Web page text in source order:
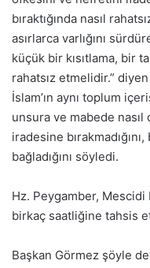
bıraktığında nasıl
asırlarca varlığını
küçük bir kısıtlama, bir
rahatsız etmelidir.”
İslam’ın aynı toplum
unsura ve mabede nasıl
iradesine
bağladığını söyledi.
Hz. Peygamber, Mescidi
birkaç saatliğine tahsis
Başkan Görmez şöyle